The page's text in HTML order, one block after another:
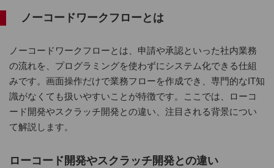
ノーコードワークフローとは
ノーコードワークフローとは、申請や承認といった社内業務
の流れを、プログラミングを使わずにシステム化できる仕組
みです。画面操作だけで業務フローを作成でき、専門的なIT知
識がなくても扱いやすいことが特徴です。ここでは、ローコ
ード開発やスクラッチ開発との違い、注目される背景につい
て解説します。
ローコード開発やスクラッチ開発との違い